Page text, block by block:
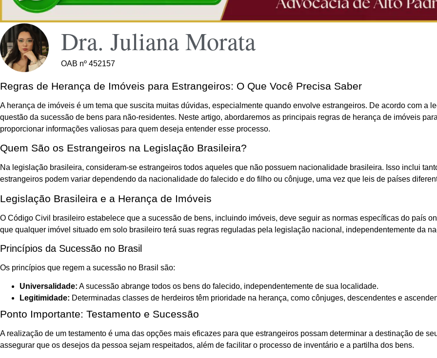
Dra. Juliana Morata
OAB nº 452157
Regras de Herança de Imóveis para Estrangeiros: O Que Você Precisa Saber
A herança de imóveis é um tema que suscita muitas dúvidas, especialmente quando envolve estrangeiros. De acordo com a
questão da sucessão de bens para não-residentes. Neste artigo, abordaremos as principais regras de herança de imóveis
proporcionar informações valiosas para quem deseja entender esse processo.
Quem São os Estrangeiros na Legislação Brasileira?
Na legislação brasileira, consideram-se estrangeiros todos aqueles que não possuem nacionalidade brasileira. Isso inclui
estrangeiros podem variar dependendo da nacionalidade do falecido e do filho ou cônjuge, uma vez que leis de países
Legislação Brasileira e a Herança de Imóveis
O Código Civil brasileiro estabelece que a sucessão de bens, incluindo imóveis, deve seguir as normas específicas do país
que qualquer imóvel situado em solo brasileiro terá suas regras reguladas pela legislação nacional, independentemente da
Princípios da Sucessão no Brasil
Os princípios que regem a sucessão no Brasil são:
Universalidade: A sucessão abrange todos os bens do falecido, independentemente de sua localidade.
Legitimidade: Determinadas classes de herdeiros têm prioridade na herança, como cônjuges, descendentes e
Ponto Importante: Testamento e Sucessão
A realização de um testamento é uma das opções mais eficazes para que estrangeiros possam determinar a destinação de
assegurar que os desejos da pessoa sejam respeitados, além de facilitar o processo de inventário e a partilha dos bens.